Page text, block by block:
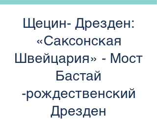
Щецин- Дрезден:
«Саксонская
Швейцария» - Мост
Бастай
-рождественский
Дрезден